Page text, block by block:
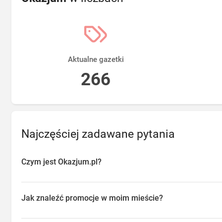
Aktualne gazetki
266
Najczęściej zadawane pytania
Czym jest Okazjum.pl?
przeglądać aktualne promocje w sklepach w Twojej okolicy,
Jak znaleźć promocje w moim mieście?